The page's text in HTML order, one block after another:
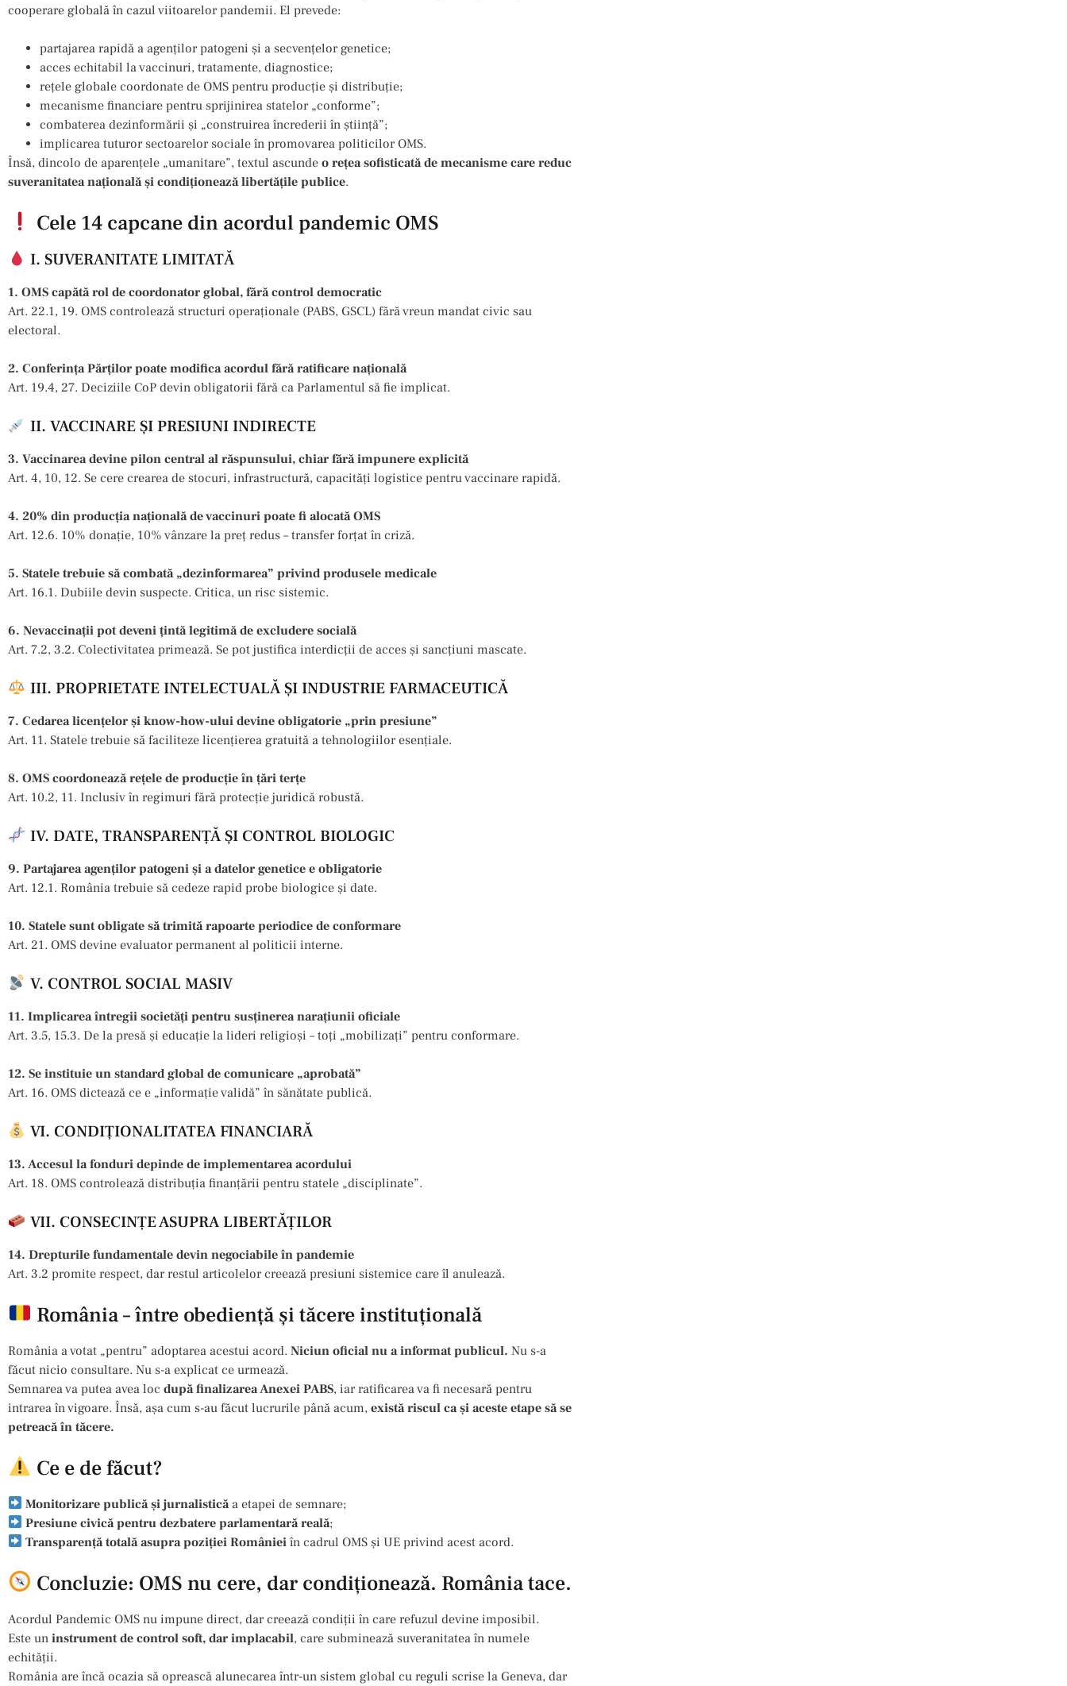
cooperare globală în cazul viitoarelor pandemii. El prevede:
partajarea rapidă a agenților patogeni și a secvențelor genetice;
acces echitabil la vaccinuri, tratamente, diagnostice;
rețele globale coordonate de OMS pentru producție și distribuție;
mecanisme financiare pentru sprijinirea statelor „conforme”;
combaterea dezinformării și „construirea încrederii în știință”;
implicarea tuturor sectoarelor sociale în promovarea politicilor OMS.
Însă, dincolo de aparențele „umanitare”, textul ascunde o rețea sofisticată de mecanisme care reduc
suveranitatea națională și condiționează libertățile publice.
Cele 14 capcane din acordul pandemic OMS
I. SUVERANITATE LIMITATĂ
1. OMS capătă rol de coordonator global, fără control democratic
Art. 22.1, 19. OMS controlează structuri operaționale (PABS, GSCL) fără vreun mandat civic sau
electoral.
2. Conferința Părților poate modifica acordul fără ratificare națională
Art. 19.4, 27. Deciziile CoP devin obligatorii fără ca Parlamentul să fie implicat.
II. VACCINARE ȘI PRESIUNI INDIRECTE
3. Vaccinarea devine pilon central al răspunsului, chiar fără impunere explicită
Art. 4, 10, 12. Se cere crearea de stocuri, infrastructură, capacități logistice pentru vaccinare rapidă.
4. 20% din producția națională de vaccinuri poate fi alocată OMS
Art. 12.6. 10% donație, 10% vânzare la preț redus – transfer forțat în criză.
5. Statele trebuie să combată „dezinformarea” privind produsele medicale
Art. 16.1. Dubiile devin suspecte. Critica, un risc sistemic.
6. Nevaccinații pot deveni țintă legitimă de excludere socială
Art. 7.2, 3.2. Colectivitatea primează. Se pot justifica interdicții de acces și sancțiuni mascate.
III. PROPRIETATE INTELECTUALĂ ȘI INDUSTRIE FARMACEUTICĂ
7. Cedarea licențelor și know-how-ului devine obligatorie „prin presiune”
Art. 11. Statele trebuie să faciliteze licențierea gratuită a tehnologiilor esențiale.
8. OMS coordonează rețele de producție în țări terțe
Art. 10.2, 11. Inclusiv în regimuri fără protecție juridică robustă.
IV. DATE, TRANSPARENȚĂ ȘI CONTROL BIOLOGIC
9. Partajarea agenților patogeni și a datelor genetice e obligatorie
Art. 12.1. România trebuie să cedeze rapid probe biologice și date.
10. Statele sunt obligate să trimită rapoarte periodice de conformare
Art. 21. OMS devine evaluator permanent al politicii interne.
V. CONTROL SOCIAL MASIV
11. Implicarea întregii societăți pentru susținerea narațiunii oficiale
Art. 3.5, 15.3. De la presă și educație la lideri religioși – toți „mobilizați” pentru conformare.
12. Se instituie un standard global de comunicare „aprobată”
Art. 16. OMS dictează ce e „informație validă” în sănătate publică.
VI. CONDIȚIONALITATEA FINANCIARĂ
13. Accesul la fonduri depinde de implementarea acordului
Art. 18. OMS controlează distribuția finanțării pentru statele „disciplinate”.
VII. CONSECINȚE ASUPRA LIBERTĂȚILOR
14. Drepturile fundamentale devin negociabile în pandemie
Art. 3.2 promite respect, dar restul articolelor creează presiuni sistemice care îl anulează.
România – între obediență și tăcere instituțională
România a votat „pentru” adoptarea acestui acord. Niciun oficial nu a informat publicul. Nu s-a
făcut nicio consultare. Nu s-a explicat ce urmează.
Semnarea va putea avea loc după finalizarea Anexei PABS, iar ratificarea va fi necesară pentru
intrarea în vigoare. Însă, așa cum s-au făcut lucrurile până acum, există riscul ca și aceste etape să se
petreacă în tăcere.
Ce e de făcut?
Monitorizare publică și jurnalisticăa etapei de semnare;
Presiune civică pentru dezbatere parlamentară reală;
Transparență totală asupra poziției României în cadrul OMS și UE privind acest acord.
Concluzie: OMS nu cere, dar condiționează. România tace.
Acordul Pandemic OMS nu impune direct, dar creează condiții în care refuzul devine imposibil.
Este un instrument de control soft, dar implacabil, care subminează suveranitatea în numele
echității.
România are încă ocazia să oprească alunecarea într-un sistem global cu reguli scrise la Geneva, dar